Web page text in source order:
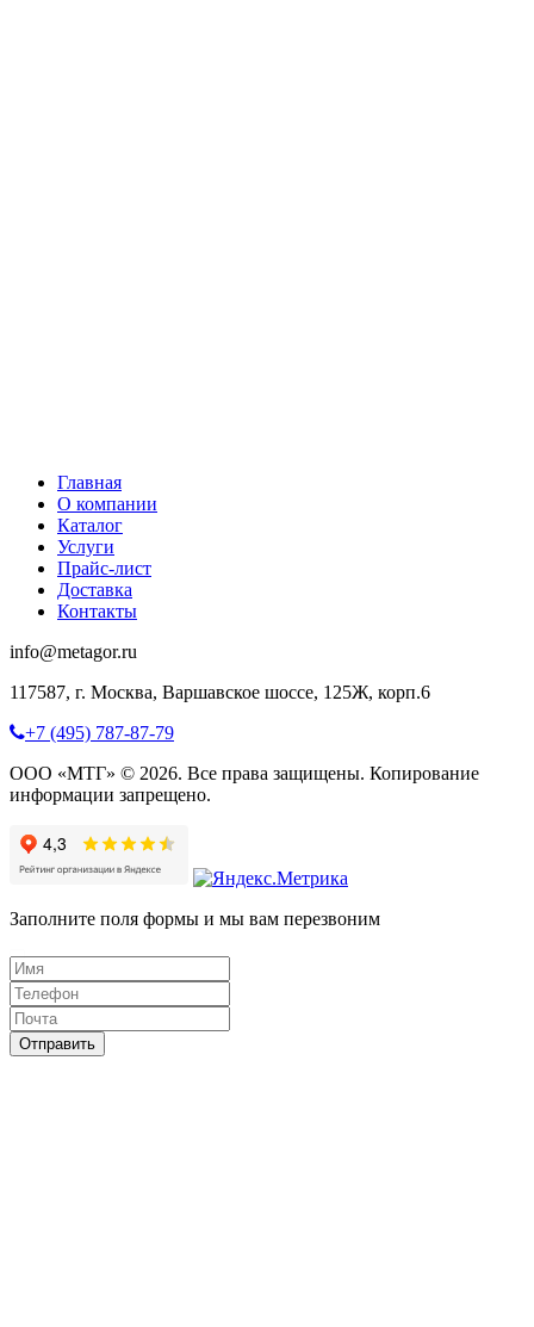
Главная
О компании
Каталог
Услуги
Прайс-лист
Доставка
Контакты
info@metagor.ru
117587, г. Москва, Варшавское шоссе, 125Ж, корп.6
+7 (495) 787-87-79
ООО «МТГ» © 2026. Все права защищены. Копирование
информации запрещено.
Заполните поля формы и мы вам перезвоним
Отправить